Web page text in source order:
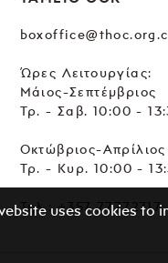
Ώρες Λειτουργίας:
Μάιος-Σεπτέμβριος
Τρ. - Σαβ. 10:00 -
Οκτώβριος-Απρίλιος
Τρ. - Κυρ. 10:00 -
Τηλ.:+357 77772717
uses cookies to